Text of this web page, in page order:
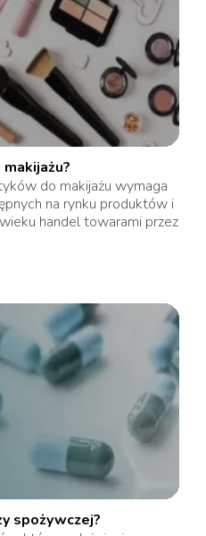
do makijażu wymaga
na rynku produktów i
handel towarami przez
spożywczej?